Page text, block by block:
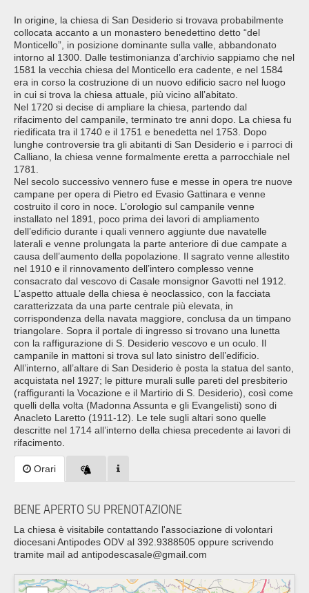
In origine, la chiesa di San Desiderio si trovava probabilmente
collocata accanto a un monastero benedettino detto “del
Monticello”, in posizione dominante sulla valle, abbandonato
intorno al 1300. Dalle testimonianza d’archivio sappiamo che nel
1581 la vecchia chiesa del Monticello era cadente, e nel 1584
era in corso la costruzione di un nuovo edificio sacro nel luogo
in cui si trova la chiesa attuale, più vicino all’abitato.
Nel 1720 si decise di ampliare la chiesa, partendo dal
rifacimento del campanile, terminato tre anni dopo. La chiesa fu
riedificata tra il 1740 e il 1751 e benedetta nel 1753. Dopo
lunghe controversie tra gli abitanti di San Desiderio e i parroci di
Calliano, la chiesa venne formalmente eretta a parrocchiale nel
1781.
Nel secolo successivo vennero fuse e messe in opera tre nuove
campane per opera di Pietro ed Evasio Gattinara e venne
costruito il coro in noce. L’orologio sul campanile venne
installato nel 1891, poco prima dei lavori di ampliamento
dell’edificio durante i quali vennero aggiunte due navatelle
laterali e venne prolungata la parte anteriore di due campate a
causa dell’aumento della popolazione. Il sagrato venne allestito
nel 1910 e il rinnovamento dell’intero complesso venne
consacrato dal vescovo di Casale monsignor Gavotti nel 1912.
L’aspetto attuale della chiesa è neoclassico, con la facciata
caratterizzata da una parte centrale più elevata, in
corrispondenza della navata maggiore, conclusa da un timpano
triangolare. Sopra il portale di ingresso si trovano una lunetta
con la raffigurazione di S. Desiderio vescovo e un oculo. Il
campanile in mattoni si trova sul lato sinistro dell’edificio.
All’interno, all’altare di San Desiderio è posta la statua del santo,
acquistata nel 1927; le pitture murali sulle pareti del presbiterio
(raffiguranti la Vocazione e il Martirio di S. Desiderio), così come
quelli della volta (Madonna Assunta e gli Evangelisti) sono di
Anacleto Laretto (1911-12). Le tele sugli altari sono quelle
descritte nel 1714 all’interno della chiesa precedente ai lavori di
rifacimento.
Orari
BENE APERTO SU PRENOTAZIONE
La chiesa è visitabile contattando l'associazione di volontari
diocesani Antipodes ODV al 392.9388505 oppure scrivendo
tramite mail ad antipodescasale@gmail.com